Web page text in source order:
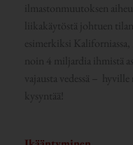
ilmastonmuutoksen
liikakäytöstä johtuen
esimerkiksi Kaliforniassa,
noin 4 miljardia ihmistä
vajausta vedessä –
kysyntää!